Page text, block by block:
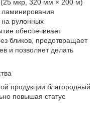
мкр, 320 мм × 200 м)
ламинирования
на рулонных
обеспечивает
бликов, предотвращает
и позволяет делать
продукции благородный
повышая статус